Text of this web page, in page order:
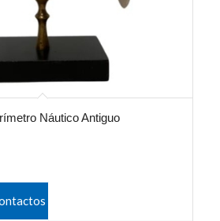
Náutico Antiguo